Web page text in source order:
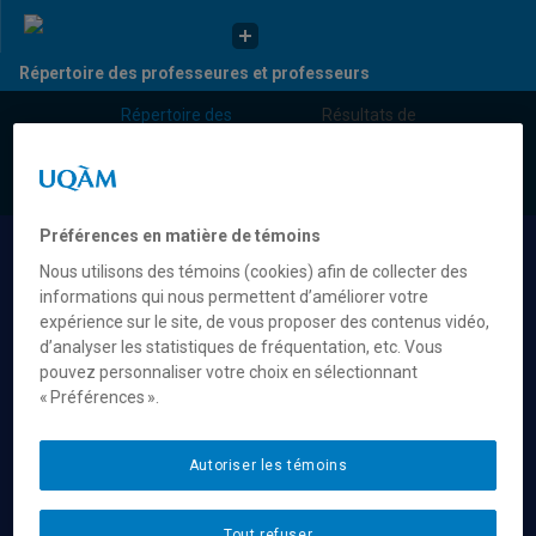
Répertoire des professeures et professeurs
Répertoire des
Résultats de
Résultats de recherche pour
« Imaginaire contemporain »
Cliche, Anne Élaine
cliche.anne_elaine@uqam.ca
Imaginaire contemporain
Préférences en matière de témoins
Nous utilisons des témoins (cookies) afin de collecter des
informations qui nous permettent d’améliorer votre
expérience sur le site, de vous proposer des contenus vidéo,
d’analyser les statistiques de fréquentation, etc. Vous
pouvez personnaliser votre choix en sélectionnant
« Préférences ».
Autoriser les témoins